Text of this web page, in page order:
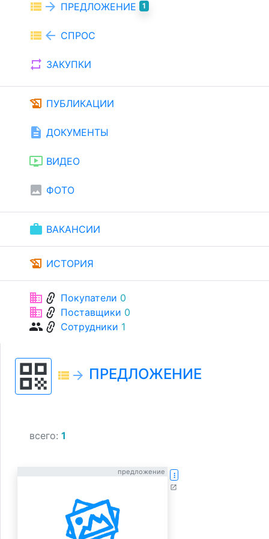
view_list arrow_forward ПРЕДЛОЖЕНИЕ 1
view_list arrow_back СПРОС
repeat ЗАКУПКИ
history_edu ПУБЛИКАЦИИ
description ДОКУМЕНТЫ
ondemand_video ВИДЕО
image ФОТО
work ВАКАНСИИ
history_edu ИСТОРИЯ
businesslink Покупатели 0
businesslink Поставщики 0
grouplink Сотрудники 1
qr_code view_list arrow_forward ПРЕДЛОЖЕНИЕ
всего: 1
предложение more_vert
open_in_new